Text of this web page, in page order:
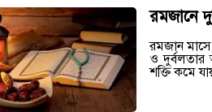
রমজানে
রমজান মাসে
ও দুর্বলতার
শক্তি কমে